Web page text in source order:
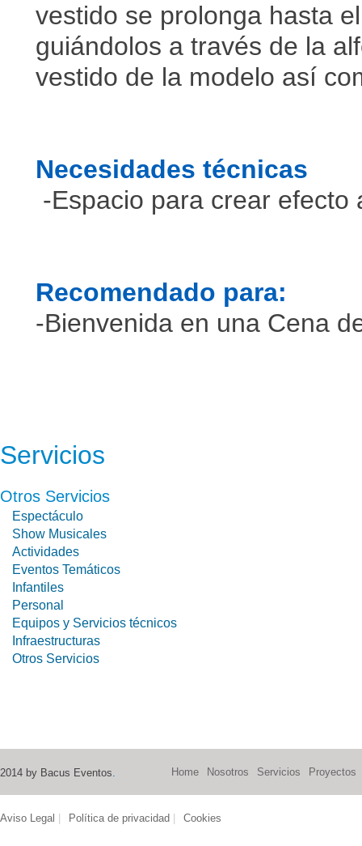
vestido se prolonga hasta
guiándolos a través de la
vestido de la modelo así
Necesidades técnicas
-Espacio para crear efecto
Recomendado para:
-Bienvenida en una Cena
Servicios
Otros Servicios
Espectáculo
Show Musicales
Actividades
Eventos Temáticos
Infantiles
Personal
Equipos y Servicios técnicos
Infraestructuras
Otros Servicios
2014 by Bacus Eventos. Home Nosotros Servicios Proyectos
Aviso Legal Política de privacidad Cookies